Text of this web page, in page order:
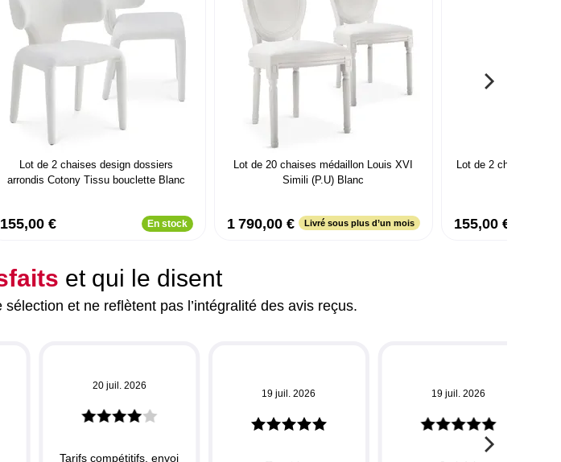
Lot de 2 chaises design dossiers
arrondis Cotony Tissu bouclette Blanc
155,00 € En stock
Lot de 20 chaises médaillon Louis XVI
Simili (P.U) Blanc
1 790,00 € Livré sous plus d’un mois
Lot de 2 chaises
155,00 €
et qui le disent
et ne reflètent pas l’intégralité des avis reçus.
20 juil. 2026
Tarifs compétitifs, envoi
19 juil. 2026 19 juil. 2026